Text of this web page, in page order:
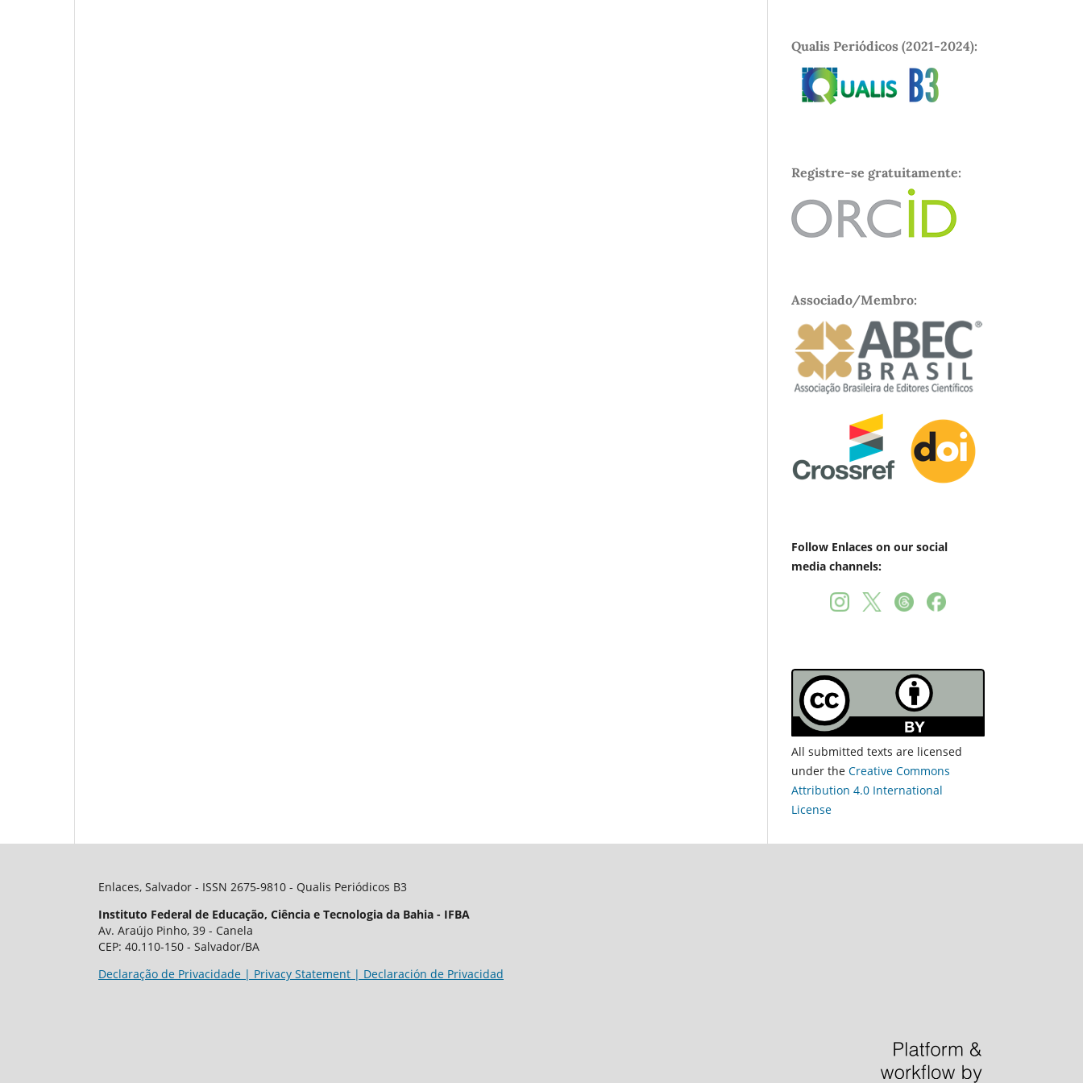
Qualis Periódicos (2021-2024):
Registre-se gratuitamente:
Associado/Membro:
Follow Enlaces on our social
media channels:
All submitted texts are licensed
under the Creative Commons
Attribution 4.0 International
License
Enlaces, Salvador - ISSN 2675-9810 - Qualis Periódicos B3
Instituto Federal de Educação, Ciência e Tecnologia da Bahia - IFBA
Av. Araújo Pinho, 39 - Canela
CEP: 40.110-150 - Salvador/BA
Declaração de Privacidade | Privacy Statement | Declaración de Privacidad